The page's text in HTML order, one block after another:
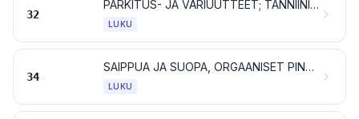
32
PARKITUS- JA VÄRIUUTTEET; TANNIINIT JA NIIDEN JOHDANNAISET; VÄRIT, PIGMENTIT JA MUUT VÄRIAINEET; MAALIT JA LAKAT; KITTI SEKÄ MUUT TÄYTE- JA TIIVISTYSTAHNAT; PAINOVÄRIT, MUSTE JA TUSSI
LUKU
34
SAIPPUA JA SUOPA, ORGAANISET PINTA-AKTIIVISET AINEET, PESUVALMISTEET, VOITELUVALMISTEET, TEKOVAHAT, VALMISTETUT VAHAT, KIILLOTUS-, HANKAUS- JA PUHDISTUSVALMISTEET, KYNTTILÄT JA NIIDEN KALTAISET TUOTTEET, MUOVAILUMASSAT, ”HAMMASVAHAT” JA KIPSIIN PERUSTUVAT HAMMASLÄÄKINNÄSSÄ KÄYTETTÄVÄT VALMISTEET
LUKU